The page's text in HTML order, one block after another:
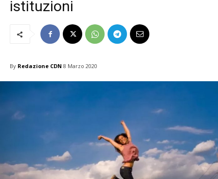
istituzioni
By Redazione CDN 8 Marzo 2020